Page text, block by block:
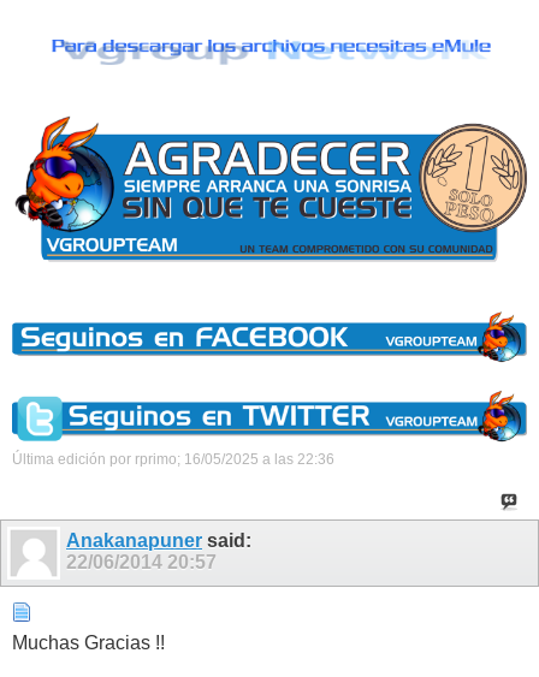
Última edición por rprimo; 16/05/2025 a las 22:36
Anakanapuner said:
22/06/2014 20:57
Muchas Gracias !!